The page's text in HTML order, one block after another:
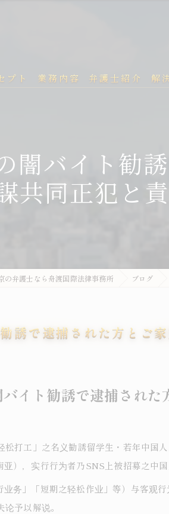
プト 業務内容 弁護士紹介 解
闇バイト勧
共同正犯と
の弁護士なら舟渡国際法律事務所 ブログ
誘で逮捕された方とご
イト勧誘で逮捕され
打工」之名义勧誘留学生・若年中国
），实行行为者乃SNS上被招募之中国
务」「短期之轻松作业」等）与客观
予以解说。